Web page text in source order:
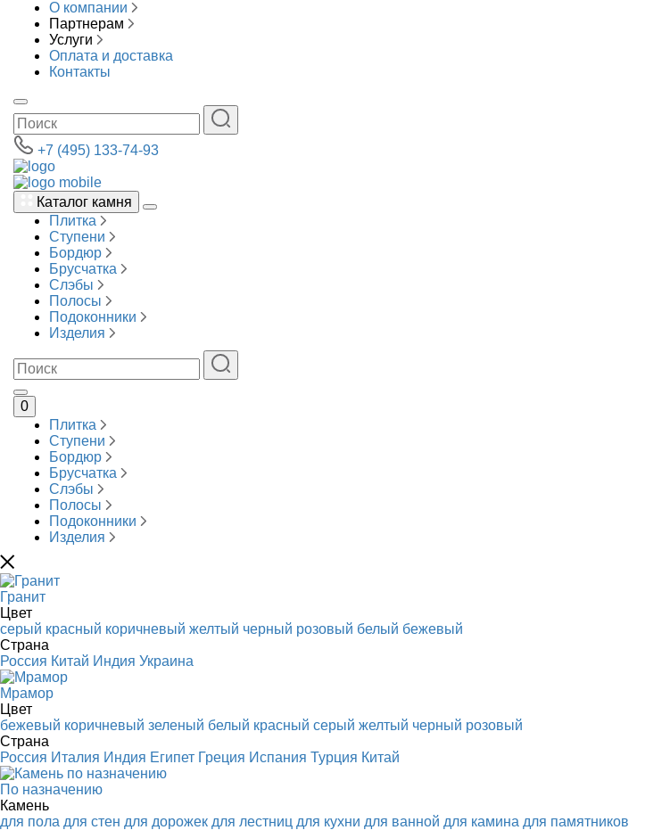
О компании
Партнерам
Услуги
Оплата и доставка
Контакты
+7 (495) 133-74-93
Каталог камня
Плитка
Ступени
Бордюр
Брусчатка
Слэбы
Полосы
Подоконники
Изделия
0
Плитка
Ступени
Бордюр
Брусчатка
Слэбы
Полосы
Подоконники
Изделия
Гранит
Цвет
серый красный коричневый желтый черный розовый белый бежевый
Страна
Россия Китай Индия Украина
Мрамор
Цвет
бежевый коричневый зеленый белый красный серый желтый черный розовый
Страна
Россия Италия Индия Египет Греция Испания Турция Китай
По назначению
Камень
для пола для стен для дорожек для лестниц для кухни для ванной для камина для памятников